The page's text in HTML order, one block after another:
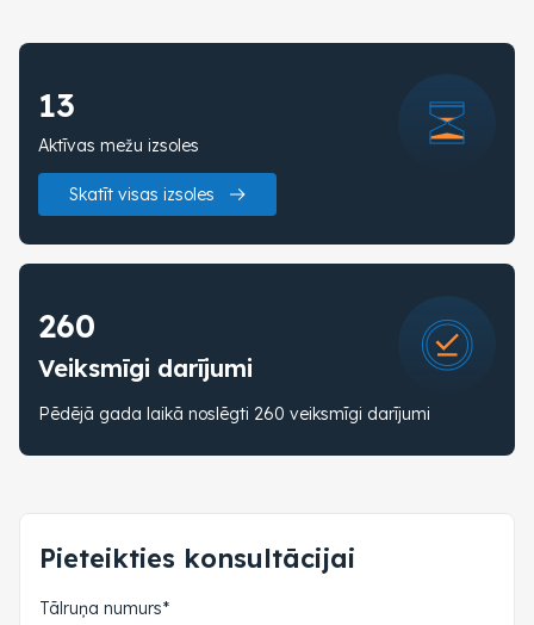
13
Aktīvas mežu izsoles
Skatīt visas izsoles
260
Veiksmīgi darījumi
Pēdējā gada laikā noslēgti 260 veiksmīgi darījumi
Pieteikties konsultācijai
Tālruņa numurs*